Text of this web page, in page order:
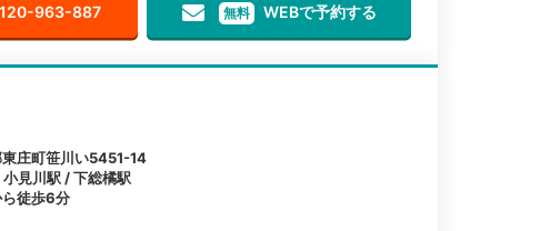
963-887 無料 WEBで予約する
庄町笹川い5451-14
見川駅 / 下総橘駅
徒歩6分